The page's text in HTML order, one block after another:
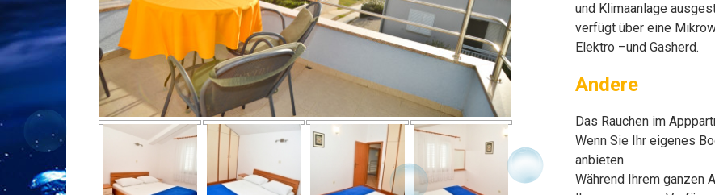
und Klimaanlage
verfügt über eine
Elektro –und Gasherd.
Andere
Das Rauchen im
Wenn Sie Ihr eigenes
anbieten.
Während Ihrem ganzen